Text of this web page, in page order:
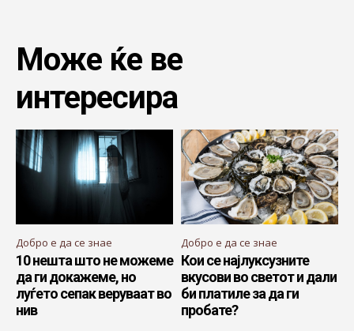
Може ќе ве
интересира
Добро е да се знае
10 нешта што не можеме
да ги докажеме, но
луѓето сепак веруваат во
нив
Добро е да се знае
Кои се најлуксузните
вкусови во светот и дали
би платиле за да ги
пробате?